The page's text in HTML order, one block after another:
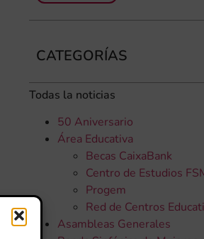
CATEGORÍAS
Todas la noticias
50 Aniversario
Área Educativa
Becas CaixaBank
Centro de Estudios
Progem
Red de Centros
Asambleas Generales